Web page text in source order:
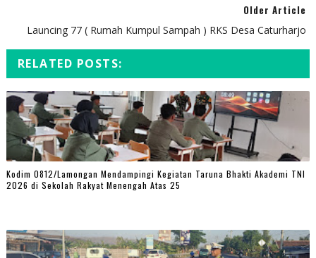
Older Article
Launcing 77 ( Rumah Kumpul Sampah ) RKS Desa Caturharjo
RELATED POSTS:
Kodim 0812/Lamongan Mendampingi Kegiatan Taruna Bhakti Akademi TNI
2026 di Sekolah Rakyat Menengah Atas 25